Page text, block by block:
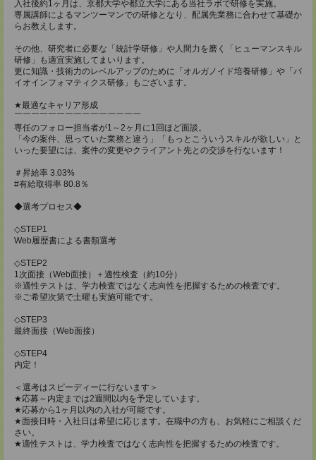
入社後約1ヶ月は、京都大学や都立大学にある当社ラボで研修を実施。
専属講師によるマンツーマンでの研修となり、配属先業務に合わせて基礎か
らお教えします。
その他、研究者に必要な「統計学研修」や人間力を磨く「ヒューマンスキル
研修」も適宜実施してまいります。
更に知識・技術力のレベルアップのために「オルガノイド培養研修」や「バ
イオインフォマティクス研修」もございます。
★最適なキャリア形成
￣￣￣￣￣￣￣￣￣￣￣￣￣￣￣
専任のフォロー担当者が1～2ヶ月に1回ほど面談。
「今の案件、思っていた業務と違う」「もっとこういうスキルが欲しい」と
いった要望には、案件の変更やクライアント先との交渉を行ないます！
＃昇給率 3.03%
#有給取得率 80.8％
◆選考プロセス◆
◇STEP1
Web履歴書による書類選考
◇STEP2
1次面接（Web面接）＋適性検査（約10分）
※適性テストは、学力検査ではなく志向性を把握するための検査です。
※ご希望次第で土曜も実施可能です。
◇STEP3
最終面接（Web面接）
◇STEP4
内定！
＜選考はスピーディーに行ないます＞
★応募～内定までは2週間以内を予定しています。
★応募から1ヶ月以内の入社が可能です。
★面接日時・入社日は希望に応じます。在職中の方も、お気軽にご相談くだ
さい。
★適性テストは、学力検査ではなく志向性を把握するための検査です。